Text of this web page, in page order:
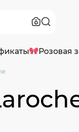
Розовая